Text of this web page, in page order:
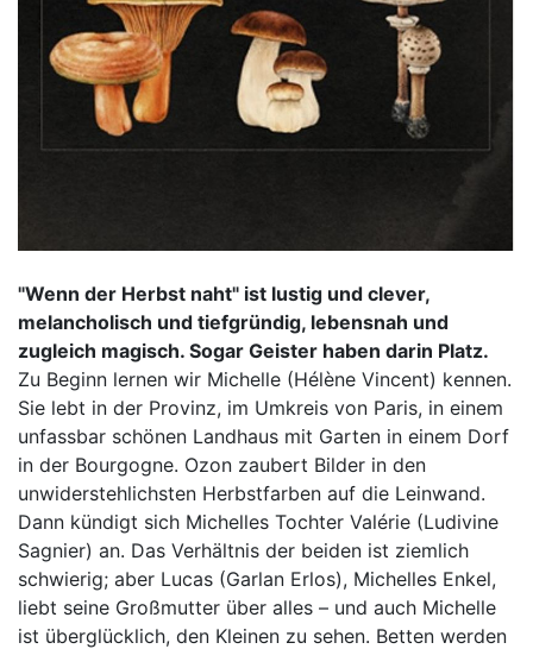
"Wenn der Herbst naht" ist lustig und clever,
melancholisch und tiefgründig, lebensnah und
zugleich magisch. Sogar Geister haben darin Platz.
Zu Beginn lernen wir Michelle (Hélène Vincent) kennen.
Sie lebt in der Provinz, im Umkreis von Paris, in einem
unfassbar schönen Landhaus mit Garten in einem Dorf
in der Bourgogne. Ozon zaubert Bilder in den
unwiderstehlichsten Herbstfarben auf die Leinwand.
Dann kündigt sich Michelles Tochter Valérie (Ludivine
Sagnier) an. Das Verhältnis der beiden ist ziemlich
schwierig; aber Lucas (Garlan Erlos), Michelles Enkel,
liebt seine Großmutter über alles – und auch Michelle
ist überglücklich, den Kleinen zu sehen. Betten werden